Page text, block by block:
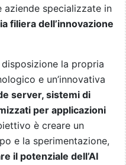
specializzate in
filiera dell’innovazione
la propria
e un’innovativa
server, sistemi di
per applicazioni
è creare un
e la sperimentazione,
il potenziale dell’AI